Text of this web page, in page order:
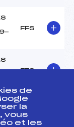
FFS
FFS
FFS
de
la
vous
et les